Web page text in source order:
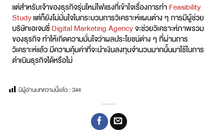
แต่สำหรับเจ้าของธุรกิจรุ่นใหม่ไฟแรงที่เข้าใจเรื่องการทำFeasibility
Studyแต่ก็ยังไม่มั่นใจในกระบวนการวิเคราะห์แผนต่าง ๆ การมีผู้ช่วย
บริษัทเอเจนซี่Digital Marketing Agencyจะช่วยวิเคราะห์ภาพรวม
ของธุรกิจ ทำให้เกิดความมั่นใจว่าผลประโยชน์ต่าง ๆ ที่ผ่านการ
วิเคราะห์แล้ว มีความคุ้มค่าที่จะนำเงินลงทุนจำนวนมากนั้นมาใช้ในการ
ดำเนินธุรกิจได้หรือไม่
มีผู้อ่านบทความนี้เเล้ว :344